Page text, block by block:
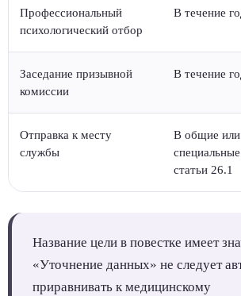
Профессиональный
психологический отбор
В течение
Заседание призывной
комиссии
В течение
Отправка к месту
службы
В общие или
статьи 26.1
Название цели в повестке имеет
«Уточнение данных» не следует
приравнивать к медицинскому